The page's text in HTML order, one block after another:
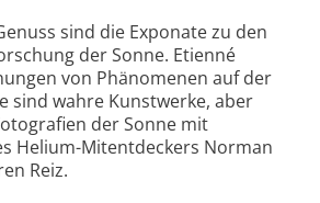
sind die Exponate zu den
der Sonne. Etienné
von Phänomenen auf der
sind wahre Kunstwerke, aber
der Sonne mit
Helium-Mitentdeckers Norman
Reiz.